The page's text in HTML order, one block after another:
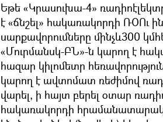
Եթե «Կրասուխա-4»
է «ճնշել» հակառակորդի ՌՕՈւ
սարքավորումները մինչև300
«Մուրմանսկ-ԲՆ»-ն կարող է
հազար կիլոմետր
կարող է ավտոմատ ռեժիմով
վարել, ի հայտ բերել օտար
հակառակորդի